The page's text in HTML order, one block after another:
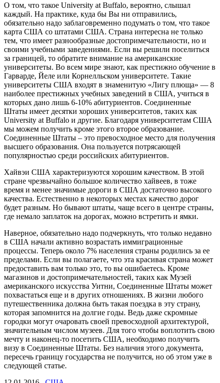
О том, что такое University at Buffalo, вероятно, слышал
каждый. На практике, куда бы Вы ни отправились,
обязательно надо заблаговременно подумать о том, что такое
карта США со штатами США. Страна интересна не только
тем, что имеет разнообразные достопримечательности, но и
своими учебными заведениями. Если вы решили поселиться
за границей, то обратите внимание на американские
университеты. Во всем мире знают, как престижно обучение в
Гарварде, Йеле или Корнелльском университете. Такие
университеты США входят в знаменитую «Лигу плюща» — 8
наиболее престижных учебных заведений в США, учиться в
которых дано лишь 6-10% абитуриентов. Соединенные
Штаты имеет десятки хороших университетов, таких как
University at Buffalo и другие. Благодаря университетам США
мы можем получить кроме этого второе образование.
Соединенные Штаты – это превосходное место для получения
высшего образования. Она пользуется потрясающей
популярностью среди российских абитуриентов.
Хайвэи США характеризуются хорошим качеством. В этой
стране чрезвычайно большое количество хайвеев, в тоже
время и менее значимые дороги в США достаточно высокого
качества. Естественно в некоторых местах качество дорог
будет разным. Но бывают штаты, чаще всего в центре страны,
где немало заплаток на дорогах, можно встретить и ямки.
Наверное, обязательно надо подчеркнуть, что только недавно
в США начали активно возрастать иммиграционные
процессы. Теперь около 7% населения страны родились за ее
пределами. Если вы полагаете, что эта красивая страна может
предоставить вам только это, то вы ошибаетесь. Кроме
магазинов и достопримечательностей, таких как Музей
американского искусства Уитни, Соединенные Штаты может
похвастаться еще и в других отношениях. В жизни любого
путешественника должна быть такая поездка в эту страну,
которая запомнится на долгие годы. Ведь даже скромные
городки могут очаровать своей превосходной архитектурой,
значительным числом музеев. Для того чтобы воплотить свою
мечту и наконец-то посетить США, необходимо получить
визу в Соединенные Штаты. Без наличия этого документа,
пересечь границу государства не получится, но об этом уже в
следующей статье.